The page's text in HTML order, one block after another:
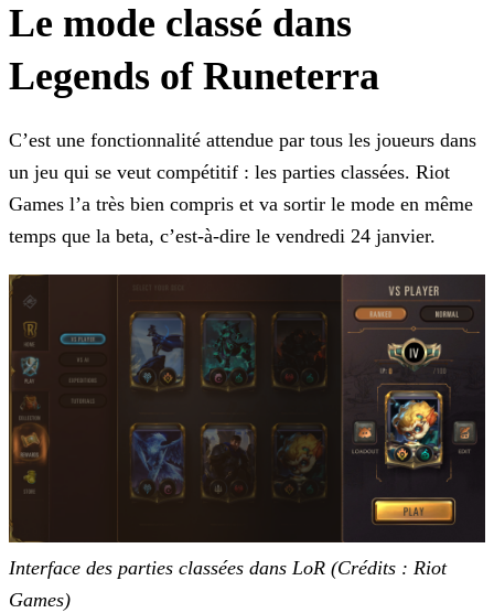
Le mode classé dans
Legends of Runeterra
C’est une fonctionnalité attendue par tous les joueurs dans
un jeu qui se veut compétitif : les parties classées. Riot
Games l’a très bien compris et va sortir le mode en même
temps que la beta, c’est-à-dire le vendredi 24 janvier.
Interface des parties classées dans LoR (Crédits : Riot
Games)